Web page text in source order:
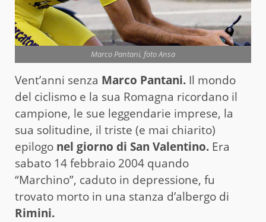
Marco Pantani, foto Ansa
Vent’anni senza Marco Pantani. Il mondo
del ciclismo e la sua Romagna ricordano il
campione, le sue leggendarie imprese, la
sua solitudine, il triste (e mai chiarito)
epilogo nel giorno di San Valentino. Era
sabato 14 febbraio 2004 quando
“Marchino”, caduto in depressione, fu
trovato morto in una stanza d’albergo di
Rimini.